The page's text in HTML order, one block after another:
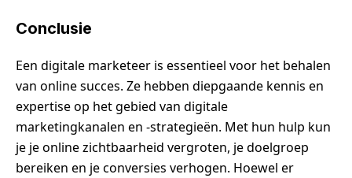
Conclusie
Een digitale marketeer is essentieel voor het behalen
van online succes. Ze hebben diepgaande kennis en
expertise op het gebied van digitale
marketingkanalen en -strategieën. Met hun hulp kun
je je online zichtbaarheid vergroten, je doelgroep
bereiken en je conversies verhogen. Hoewel er